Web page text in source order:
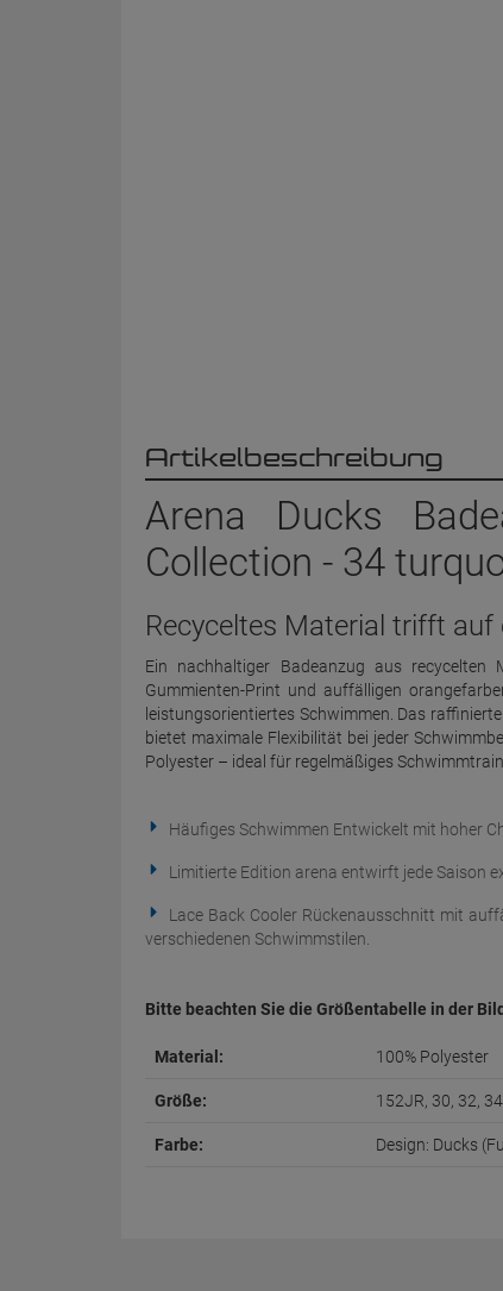
Artikelbeschreibung
Arena Ducks
Collection - 34
Recyceltes Material trifft auf
Ein nachhaltiger Badeanzug aus recycelten
Gummienten-Print und auffälligen
leistungsorientiertes Schwimmen. Das
bietet maximale Flexibilität bei jeder
Polyester – ideal für regelmäßiges
Häufiges Schwimmen Entwickelt mit hoher
Limitierte Edition arena entwirft jede Saison
Lace Back Cooler Rückenausschnitt mit
verschiedenen Schwimmstilen.
Bitte beachten Sie die Größentabelle in der
Material: 100% Polyester
Größe: 152JR, 30, 32,
Farbe: Design: Ducks